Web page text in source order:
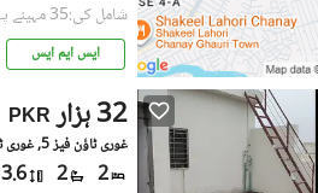
شامل کی:35 مہینے پہل
ایس ایم ایس
PKR 32 ہزار
غوری ٹاؤن فیز 5, غوری ٹاؤن
2
2 3.6 مرلہ